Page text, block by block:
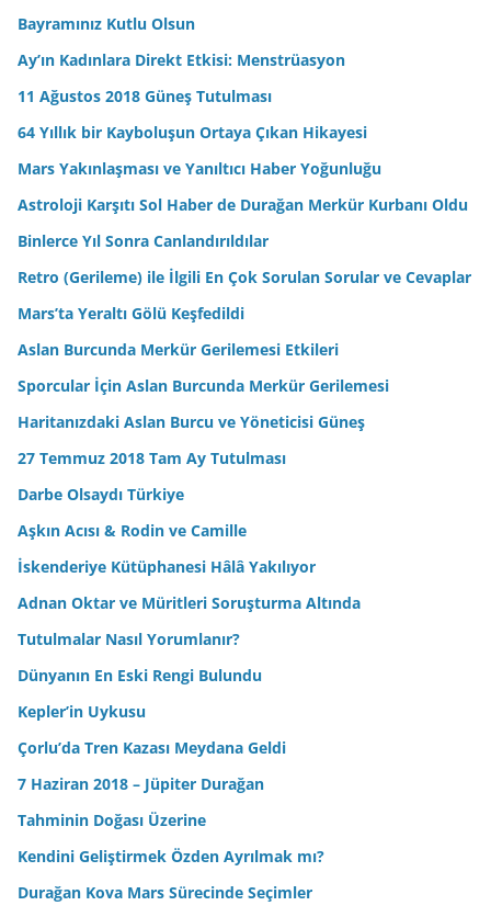
Bayramınız Kutlu Olsun
Ay’ın Kadınlara Direkt Etkisi: Menstrüasyon
11 Ağustos 2018 Güneş Tutulması
64 Yıllık bir Kayboluşun Ortaya Çıkan Hikayesi
Mars Yakınlaşması ve Yanıltıcı Haber Yoğunluğu
Astroloji Karşıtı Sol Haber de Durağan Merkür Kurbanı Oldu
Binlerce Yıl Sonra Canlandırıldılar
Retro (Gerileme) ile İlgili En Çok Sorulan Sorular ve Cevaplar
Mars’ta Yeraltı Gölü Keşfedildi
Aslan Burcunda Merkür Gerilemesi Etkileri
Sporcular İçin Aslan Burcunda Merkür Gerilemesi
Haritanızdaki Aslan Burcu ve Yöneticisi Güneş
27 Temmuz 2018 Tam Ay Tutulması
Darbe Olsaydı Türkiye
Aşkın Acısı & Rodin ve Camille
İskenderiye Kütüphanesi Hâlâ Yakılıyor
Adnan Oktar ve Müritleri Soruşturma Altında
Tutulmalar Nasıl Yorumlanır?
Dünyanın En Eski Rengi Bulundu
Kepler’in Uykusu
Çorlu’da Tren Kazası Meydana Geldi
7 Haziran 2018 – Jüpiter Durağan
Tahminin Doğası Üzerine
Kendini Geliştirmek Özden Ayrılmak mı?
Durağan Kova Mars Sürecinde Seçimler